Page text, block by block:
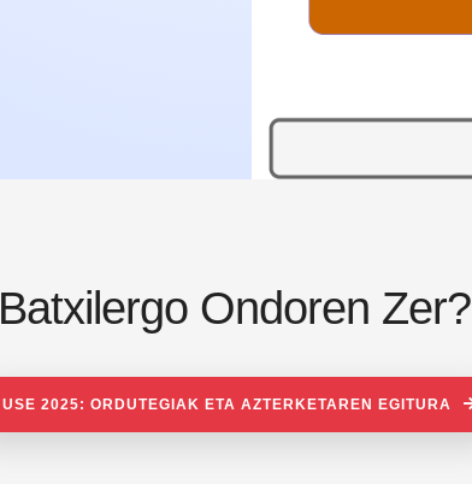
Batxilergo Ondoren Zer?
USE 2025: ORDUTEGIAK ETA AZTERKETAREN EGITURA